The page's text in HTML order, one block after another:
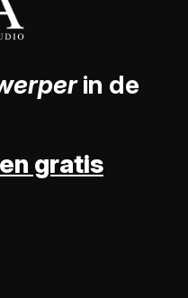
in de
gratis